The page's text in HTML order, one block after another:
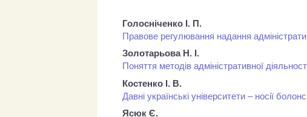
Голосніченко І. П.
Правове регулювання надання
Золотарьова Н. І.
Поняття методів адміністративної
Костенко І. В.
Давні українські університети – носії
Ясюк Є.